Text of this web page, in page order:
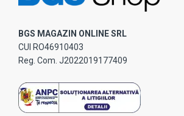
BGS MAGAZIN ONLINE SRL
CUI RO46910403
Reg. Com. J2022019177409